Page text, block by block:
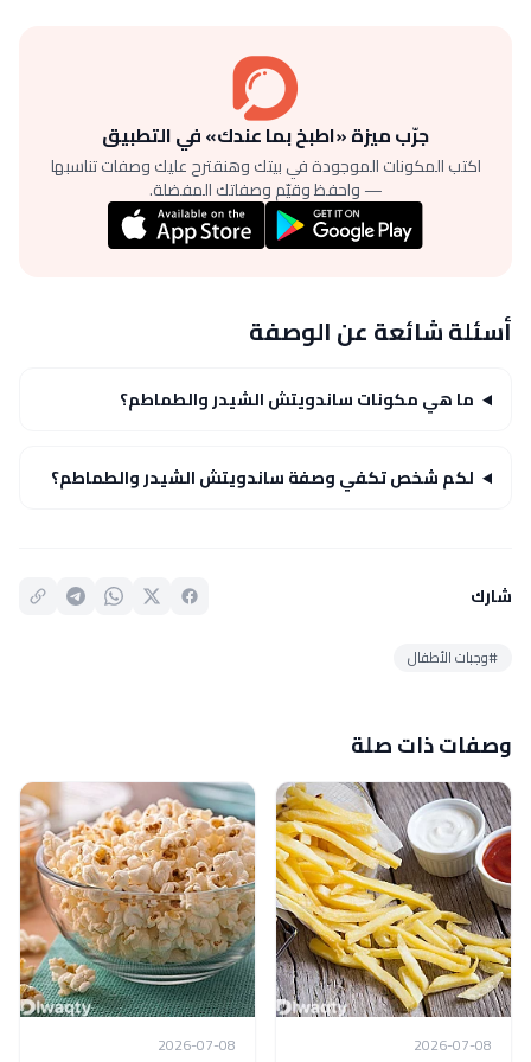
جرّب ميزة «اطبخ بما عندك» في التطبيق
اكتب المكونات الموجودة في بيتك وهنقترح عليك وصفات تناسبها
— واحفظ وقيّم وصفاتك المفضلة.
أسئلة شائعة عن الوصفة
ما هي مكونات ساندويتش الشيدر والطماطم؟
لكم شخص تكفي وصفة ساندويتش الشيدر والطماطم؟
شارك
#وجبات الأطفال
وصفات ذات صلة
2026-07-08
2026-07-08